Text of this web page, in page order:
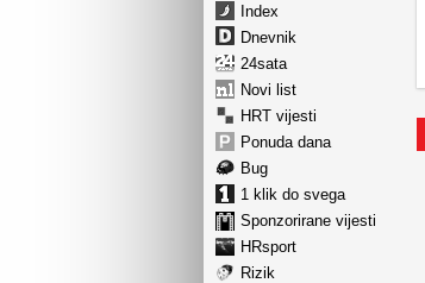
Index
Dnevnik
24sata
Novi list
HRT vijesti
Ponuda dana
Bug
1 klik do svega
Sponzorirane vijesti
HRsport
Rizik